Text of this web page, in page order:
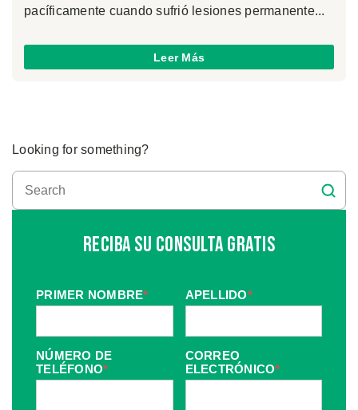
pacíficamente cuando sufrió lesiones permanente...
Leer Más
Looking for something?
Reciba Su Consulta Gratis
PRIMER NOMBRE* APELLIDO*
NÚMERO DE
TELÉFONO*
CORREO
ELECTRÓNICO*